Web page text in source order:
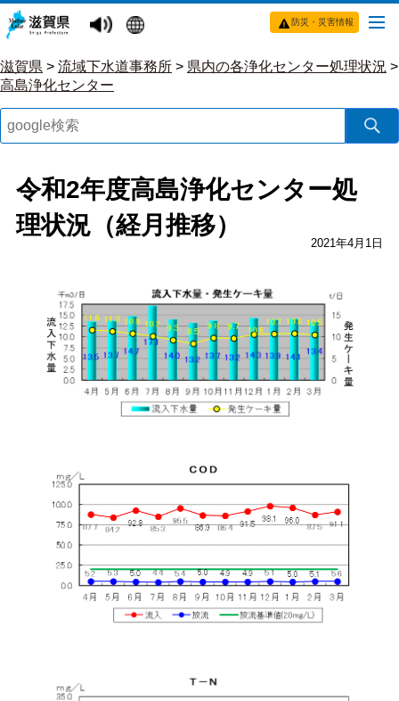
防災・災害情報
滋賀県 > 流域下水道事務所 > 県内の各浄化センター処理状況 >
高島浄化センター
令和2年度高島浄化センター処
理状況（経月推移）
2021年4月1日